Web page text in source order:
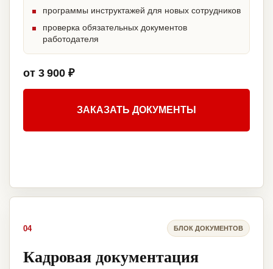
программы инструктажей для новых сотрудников
проверка обязательных документов
работодателя
от 3 900 ₽
ЗАКАЗАТЬ ДОКУМЕНТЫ
04 БЛОК ДОКУМЕНТОВ
Кадровая документация